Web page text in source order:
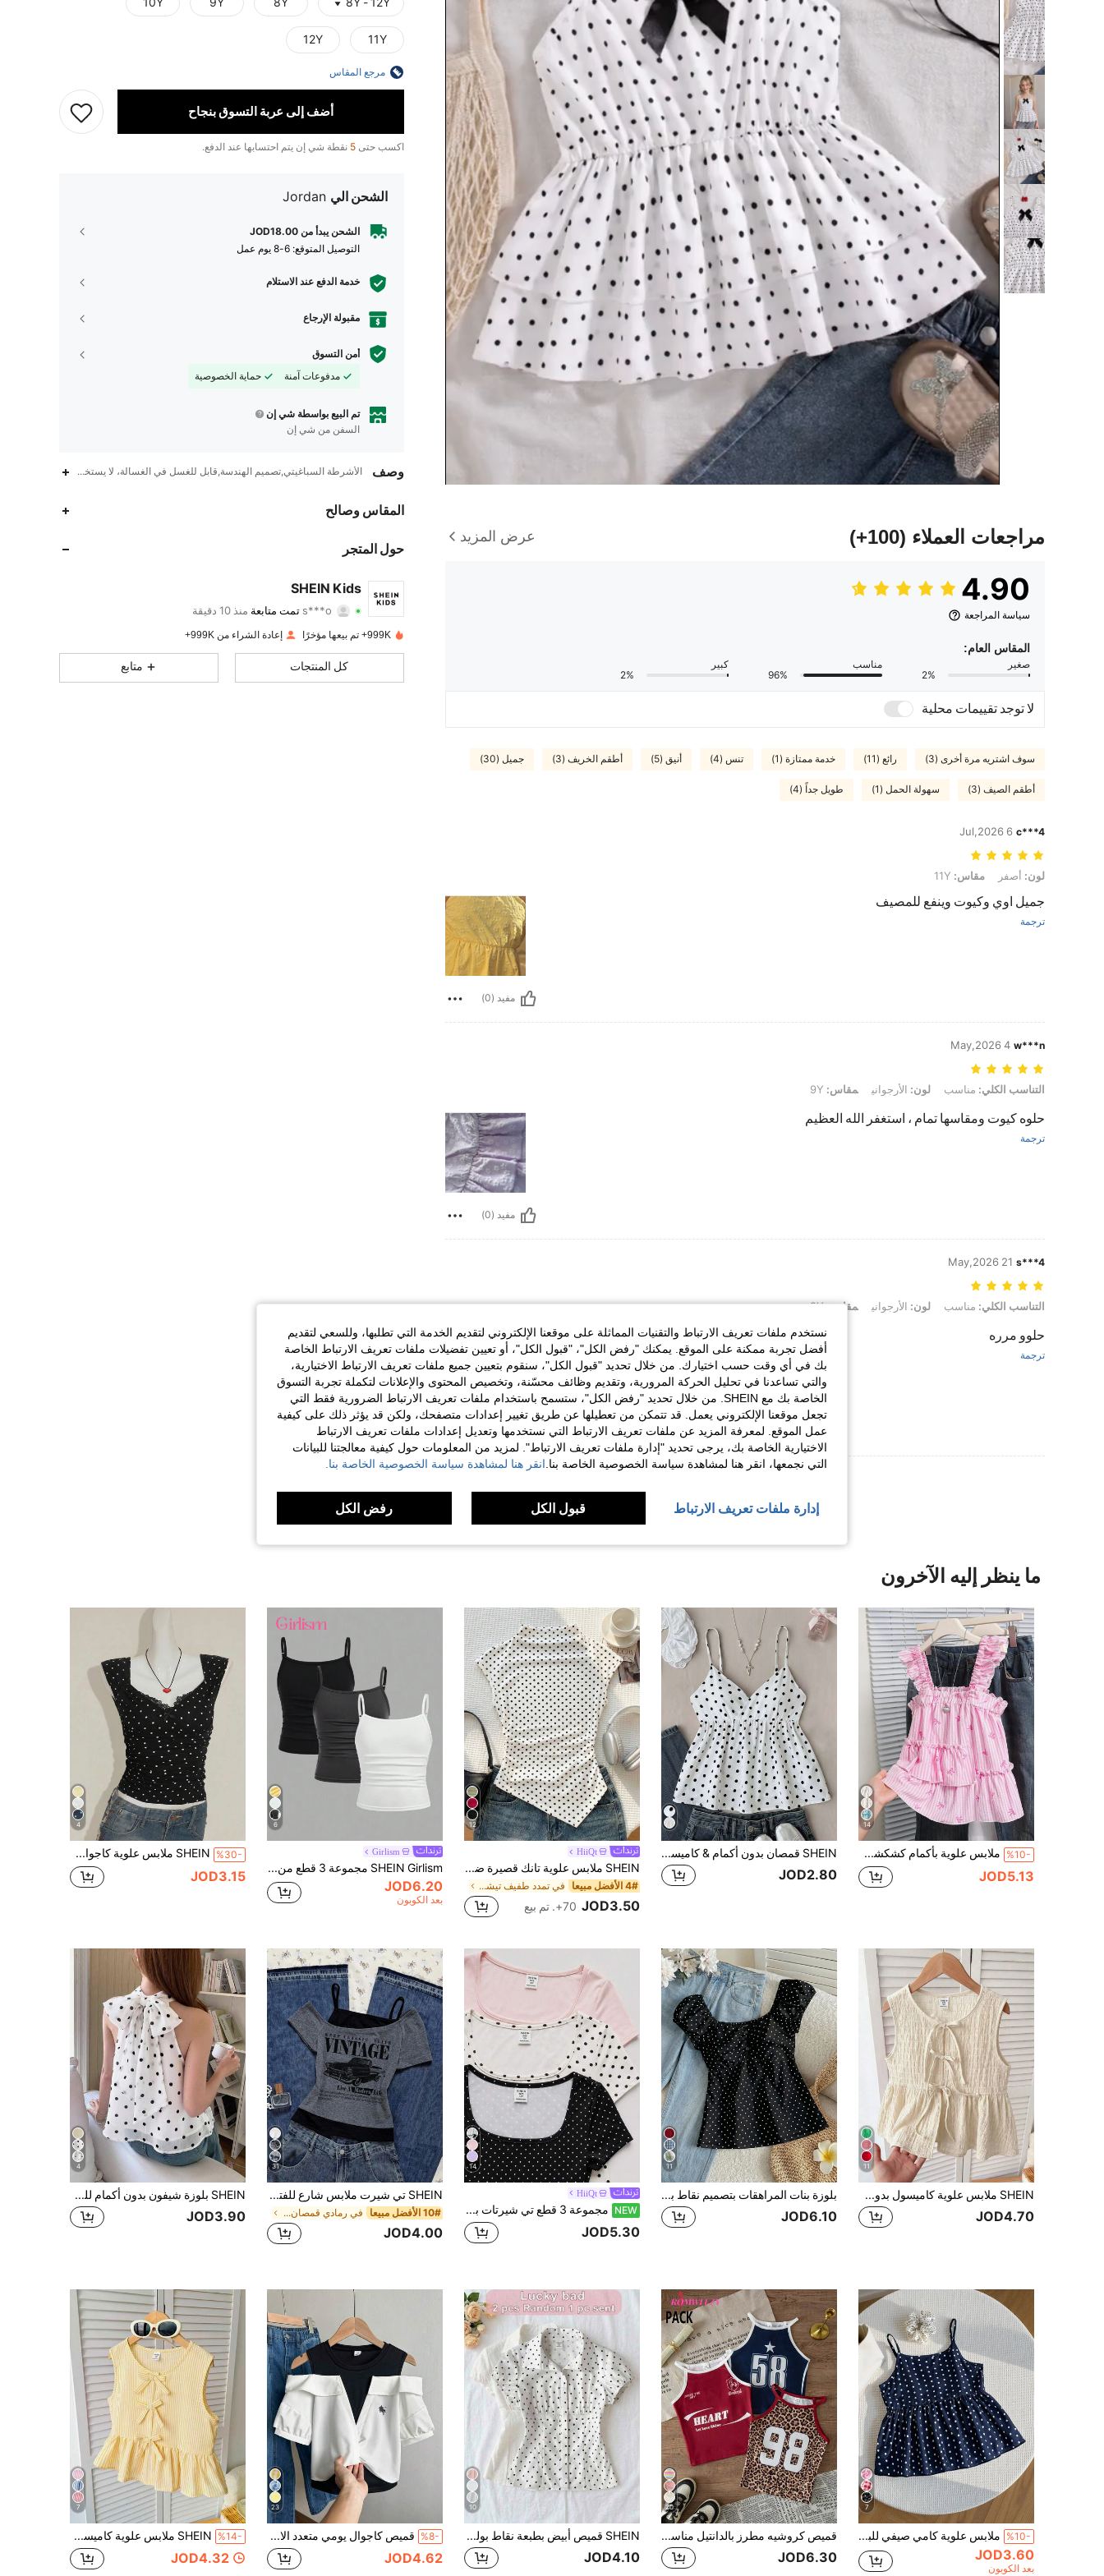
مراجعات العملاء (100+) عرض المزيد
4.90
سياسة المراجعة
المقاس العام:
صغير
2%
مناسب
96%
كبير
2%
لا توجد تقييمات محلية
سوف اشتريه مرة أخرى (3) رائع (11) خدمة ممتازة (1) تنس (4) أنيق (5) أطقم الخريف (3) جميل (30)
أطقم الصيف (3) سهولة الحمل (1) طويل جداً (4)
c***4
6 Jul,2026
لون: أصفر, مقاس: 11Y
لون: أصفر مقاس:
جميل اوي وكيوت وينفع للمصيف
ترجمة
مفيد (0)
w***n
4 May,2026
التناسب الكلي: مناسب, لون: الأرجواني, مقاس: 9Y
التناسب الكلي: مناسب لون: الأرجواني مقاس:
حلوه كيوت ومقاسها تمام ، استغفر الله العظيم
ترجمة
مفيد (0)
s***4
21 May,2026
التناسب الكلي: مناسب, لون: الأرجواني, مقاس: 9Y
التناسب الكلي: مناسب لون: الأرجواني مقاس:9Y
حلوو مرره
ترجمة
مفيد (0)
عرض المزيد من المراجعات
11Y
12Y
مرجع المقاس
أضف إلى عربة التسوق بنجاح
اكسب حتى 5 نقطة شي إن يتم احتسابها عند الدفع.
الشحن الي Jordan
الشحن يبدأ من JOD18.00
التوصيل المتوقع: 6-8 يوم عمل
خدمة الدفع عند الاستلام
مقبولة الإرجاع
أمن التسوق
مدفوعات آمنة
حماية الخصوصية
تم البيع بواسطة شي إن
السفن من شي إن
وصف الأشرطة السباغيتي,تصميم الهندسة,قابل للغسل في الغسالة، لا يستخدم الغسيل
المقاس وصالح
حول المتجر
SHEIN Kids
4.94
50K
s***o تمت متابعة منذ 10 دقيقة
4.94
50K
808K
4.94
50K
999K+ تم بيعها مؤخرًا إعادة الشراء من 999K+
كل المنتجات متابع
ما ينظر إليه الآخرون
14
%10- ملابس علوية بأكمام كشكشة مطبوعة بشريط للفتيات المراهقات، أنيقة وكاجوال متعددة الاستخدامات، مناسبة للعطلات والارتداء اليومي والمدرسة
JOD5.13
SHEIN قمصان بدون أكمام & كاميسول للبنات المراهقات، ملابس علوية بدون أكمام جديد كاجوال للعطلات الربيع/الصيف بنقاط بولكا وفتحة رقبة على شكل حرف V وحمالات رفيعة
JOD2.80
12
HiiQt
SHEIN ملابس علوية تانك قصيرة ضيقة بنسيج محبوك للفتيات المراهقات، بيضاء بنقاط سوداء، صيفية، كاجوال، إجازة في المدينة، حافة غير متماثلة مجعدة، أكمام قصيرة، إطلالة أنيقة
4# الأفضل مبيعا في تمدد طفيف تيشيرتات للفتيات المراهقات
JOD3.50 70+. تم بيع
6
Girlism
SHEIN Girlism مجموعة 3 قطع من خزّار الفتيات المراهقات أساسي رياضي كاجوال
JOD6.20
بعد الكوبون
4
%30- SHEIN ملابس علوية كاجوال بنقشة نقاط بيضاء وسوداء مع فيونكة من الدانتيل والكشكشة، موضة Y2K للمراهقات، مناسب للعطلات الصيفية، العودة للمدرسة، حفلات العائلة في الهواء الطلق، الارتداء اليومي، ملابس علوية سوداء ضيقة بأكمام قصيرة
JOD3.15
11
SHEIN ملابس علوية كاميسول بدون أكمام للبنات المراهقات بلون مشمشي، من الشيفون الجاكار المنسوج، بحمالات فيونكة وحافة مكشكشة، بتصميم لطيف وكاجوال للعطلات
JOD4.70
11
بلوزة بنات المراهقات بتصميم نقاط بيضاء وسوداء مريحة للاستخدام اليومي والعطلات، بتصميم بسيط وأنيق، مزينة بالدانتيل مناسبة للصيف والعطلات والاستخدام اليومي
JOD6.10
14
HiiQt
NEW مجموعة 3 قطع تي شيرتات بأكمام قصيرة وياقة مربعة بنقاط بولكا وألوان موحدة، موضة كاجوال بسيطة ومتعددة الاستخدامات للفتيات المراهقات
JOD5.30
31
SHEIN تي شيرت ملابس شارع للفتيات المراهقات 2-في-1 طبقة وهمية بكتف مكشوف وطباعة شعار حرفي & رسمة سيارة
10# الأفضل مبيعا في رمادي قمصان الفتيات المراهقات
JOD4.00
4
SHEIN بلوزة شيفون بدون أكمام للفتيات المراهقات مع طوق مكشكش وزخرفة فراشة في الظهر، أنيقة، مناسبة للربيع/الصيف، موسم العودة إلى المدرسة
JOD3.90
7
%10- ملابس علوية كامي صيفي للبنات المراهقات باللون الأزرق الداكن مع نقاط بيضاء، بتصميم فرنسي ريترو لطيف مع فيونكة ورباط قابل للتعديل، خصر مشدود وحافة مكشكشة، توب قصير متعدد الاستخدامات للعطلات
JOD3.60
بعد الكوبون
20
قميص كروشيه مطرز بالدانتيل مناسب للبنات في العطلات الصيفية في الشاطئ والريف
JOD6.30
10
SHEIN قميص أبيض بطبعة نقاط بولكا أنيق عتيق كاجوال للفتيات المراهقات للذهاب إلى الكلية، بياقة وأكمام قصيرة وأزرار أمامية، بلوزة ضيقة باللونين الأسود والأبيض
JOD4.10
23
%8- قميص كاجوال يومي متعدد الاستخدامات للبنات المراهقات بتصميم فارس ورقعة 2 في 1 عصري
JOD4.62
7
%14- SHEIN ملابس علوية كاميسول مخطط باللون الأصفر مع فيونكة لطيفة للبنات المراهقات، ملابس كاجوال يومية متعددة الاستخدامات، قمصان حفلات بألوان باستيل للبنات المراهقات، ملابس للفتيات المراهقات
JOD4.32
نستخدم ملفات تعريف الارتباط والتقنيات المماثلة على موقعنا الإلكتروني لتقديم الخدمة التي تطلبها، وللسعي لتقديم
أفضل تجربة ممكنة على الموقع. يمكنك "رفض الكل"، "قبول الكل"، أو تعيين تفضيلات ملفات تعريف الارتباط الخاصة
بك في أي وقت حسب اختيارك. من خلال تحديد "قبول الكل"، سنقوم بتعيين جميع ملفات تعريف الارتباط الاختيارية،
والتي تساعدنا في تحليل الحركة المرورية، وتقديم وظائف محسّنة، وتخصيص المحتوى والإعلانات لتكملة تجربة التسوق
الخاصة بك مع SHEIN. من خلال تحديد "رفض الكل"، ستسمح باستخدام ملفات تعريف الارتباط الضرورية فقط التي
تجعل موقعنا الإلكتروني يعمل. قد تتمكن من تعطيلها عن طريق تغيير إعدادات متصفحك، ولكن قد يؤثر ذلك على كيفية
عمل الموقع. لمعرفة المزيد عن ملفات تعريف الارتباط التي نستخدمها وتعديل إعدادات ملفات تعريف الارتباط
الاختيارية الخاصة بك، يرجى تحديد "إدارة ملفات تعريف الارتباط". لمزيد من المعلومات حول كيفية معالجتنا للبيانات
التي نجمعها، انقر هنا لمشاهدة سياسة الخصوصية الخاصة بنا. انقر هنا لمشاهدة سياسة الخصوصية الخاصة بنا.
إدارة ملفات تعريف الارتباط قبول الكل رفض الكل